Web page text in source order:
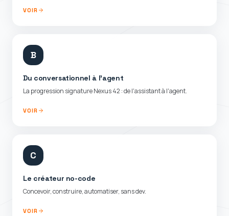
VOIR
B
Du conversationnel à l'agent
La progression signature Nexus 42 : de l'assistant à l'agent.
VOIR
C
Le créateur no-code
Concevoir, construire, automatiser, sans dev.
VOIR